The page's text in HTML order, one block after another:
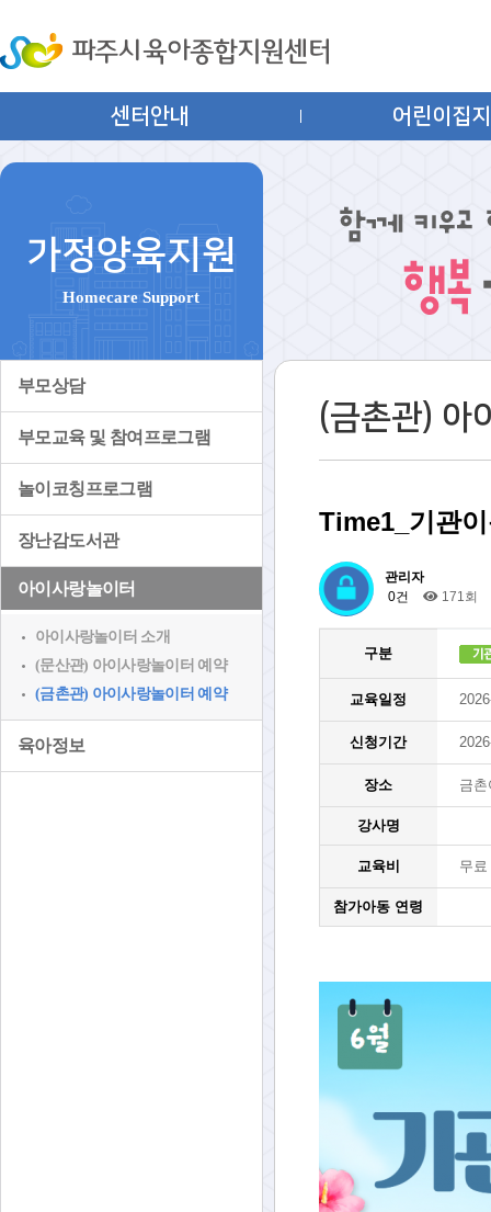
센터안내 어린이집
가정양육지원
Homecare Support
부모상담
부모교육 및 참여프로그램
놀이코칭프로그램
장난감도서관
아이사랑놀이터
아이사랑놀이터 소개
(문산관) 아이사랑놀이터 예약
(금촌관) 아이사랑놀이터 예약
육아정보
(금촌관) 아
Time1_기관
관리자
0건
171회
구분
교육일정
신청기간
장소 금
강사명
교육비 무료
참가아동 연령